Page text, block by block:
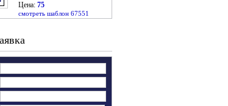
Цена: 75
смотреть шаблон 67551